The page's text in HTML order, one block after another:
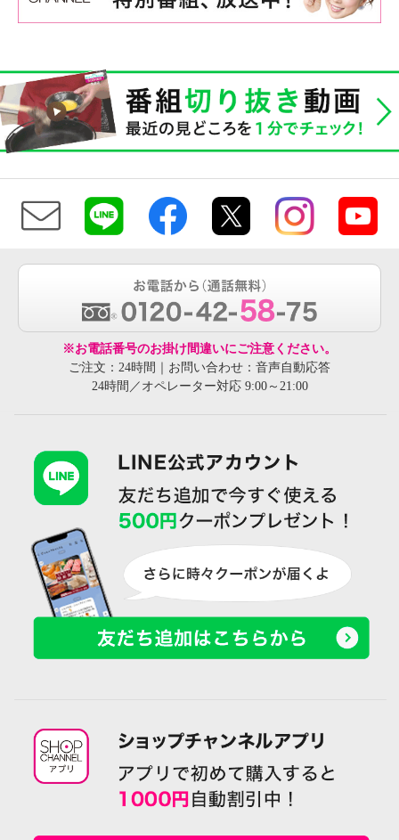
※お電話番号のお掛け間違いにご注意ください。
ご注文：24時間｜お問い合わせ：音声自動応答
24時間／オペレーター対応 9:00～21:00